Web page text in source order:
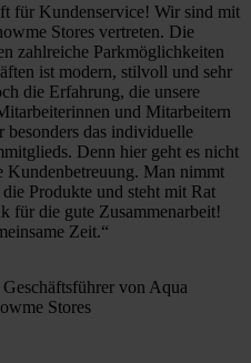
für Kundenservice! Wir sind mit
Stores vertreten. Die
zahlreiche Parkmöglichkeiten
ist modern, stilvoll und sehr
die Erfahrung, die unsere
und Mitarbeitern
das individuelle
Denn hier geht es nicht
Kundenbetreuung. Man nimmt
Produkte und steht mit Rat
für die gute Zusammenarbeit!
Zeit.“